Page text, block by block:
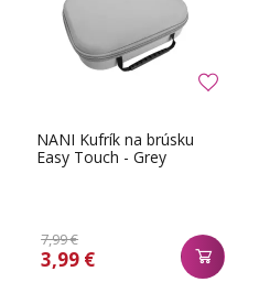
NANI Kufrík na brúsku
Easy Touch - Grey
7,99 €
3,99 €